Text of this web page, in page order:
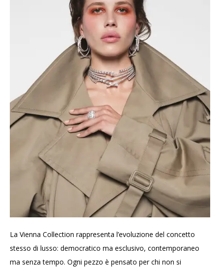
La Vienna Collection rappresenta l’evoluzione del concetto
stesso di lusso: democratico ma esclusivo, contemporaneo
ma senza tempo. Ogni pezzo è pensato per chi non si